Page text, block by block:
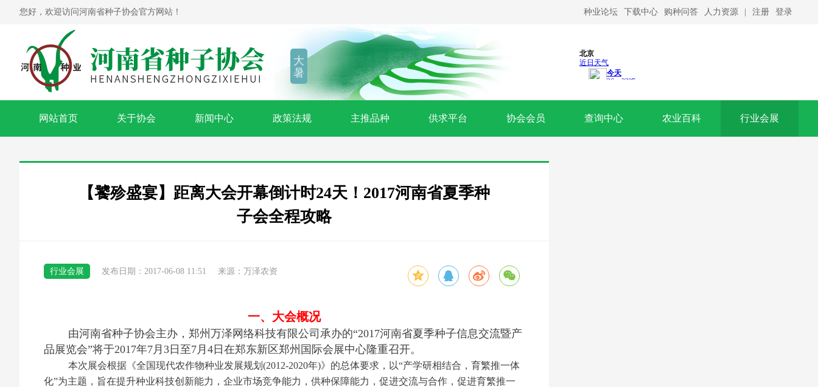
您好，欢迎访问河南省种子协会官方网站！ 种业论坛 下载中心 购种问答 人力资源 注册 登录
大
暑
网站首页 关于协会 新闻中心 政策法规 主推品种 供求平台 协会会员 查询中心 农业百科 行业会展
【饕殄盛宴】距离大会开幕倒计时24天！2017河南省夏季种
子会全程攻略
行业会展 发布日期：2017-06-08 11:51 来源：万泽农资
一、大会概况
由河南省种子协会主办，郑州万泽网络科技有限公司承办的“2017河南省夏季种子信息交流暨产
品展览会”将于2017年7月3日至7月4日在郑东新区郑州国际会展中心隆重召开。
本次展会根据《全国现代农作物种业发展规划(2012-2020年)》的总体要求，以“产学研相结合，育繁推一体
化”为主题，旨在提升种业科技创新能力，企业市场竞争能力，供种保障能力，促进交流与合作，促进育繁推一